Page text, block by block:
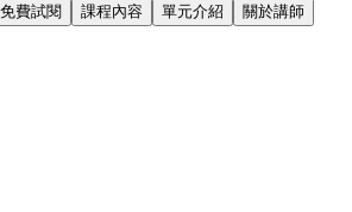
免費試閱 課程內容 單元介紹
關於講師